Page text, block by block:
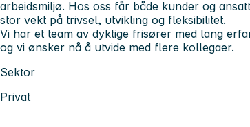
arbeidsmiljø. Hos oss får både kunder og
stor vekt på trivsel, utvikling og fleksibilitet.
Vi har et team av dyktige frisører med lang
og vi ønsker nå å utvide med flere kollegaer.
Sektor
Privat